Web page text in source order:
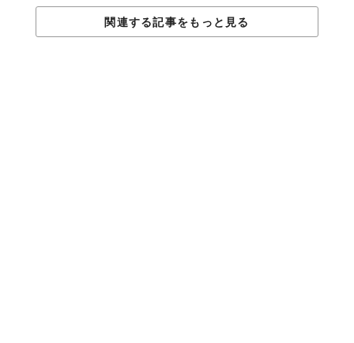
各商品のお取り扱い・キャンペーン詳細につきましては各
店舗までお問い合わせください。
関連する記事をもっと見る